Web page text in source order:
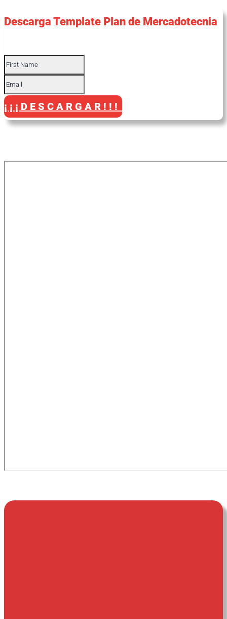
Descarga Template Plan de Mercadotecnia
¡¡¡DESCARGAR!!!